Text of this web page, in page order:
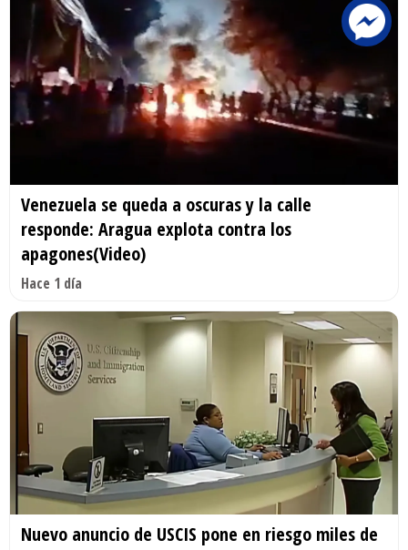
Venezuela se queda a oscuras y la calle
responde: Aragua explota contra los
apagones(Video)
Hace 1 día
Nuevo anuncio de USCIS pone en riesgo miles de